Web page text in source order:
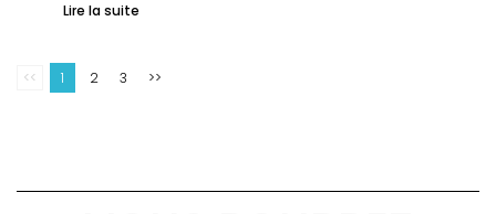
Lire la suite
<< 1 2 3 >>